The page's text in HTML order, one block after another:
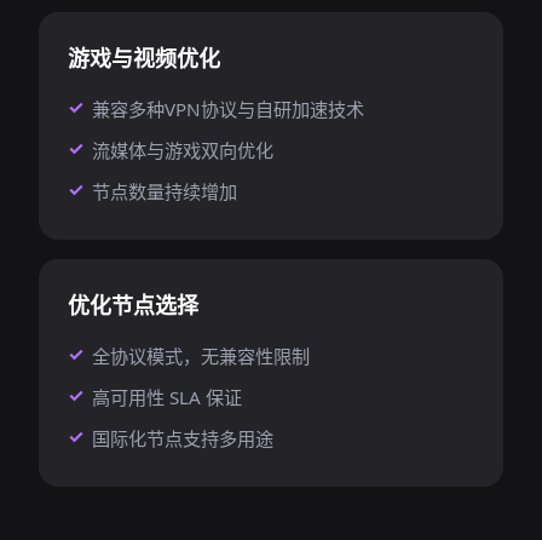
游戏与视频优化
兼容多种VPN协议与自研加速技术
流媒体与游戏双向优化
节点数量持续增加
优化节点选择
全协议模式，无兼容性限制
高可用性 SLA 保证
国际化节点支持多用途